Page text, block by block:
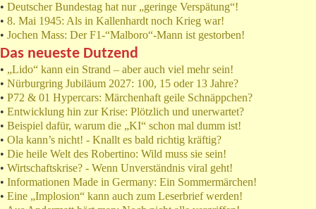
• Deutscher Bundestag hat nur „geringe Verspätung“!
• 8. Mai 1945: Als in Kallenhardt noch Krieg war!
• Jochen Mass: Der F1-“Malboro“-Mann ist gestorben!
Das neueste Dutzend
• „Lido“ kann ein Strand – aber auch viel mehr sein!
• Nürburgring Jubiläum 2027: 100, 15 oder 13 Jahre?
• P72 & 01 Hypercars: Märchenhaft geile Schnäppchen?
• Entwicklung hin zur Krise: Plötzlich und unerwartet?
• Beispiel dafür, warum die „KI“ schon mal dumm ist!
• Ola kann’s nicht! - Knallt es bald richtig kräftig?
• Die heile Welt des Robertino: Wild muss sie sein!
• Wirtschaftskrise? - Wenn Unverständnis viral geht!
• Informationen Made in Germany: Ein Sommermärchen!
• Eine „Implosion“ kann auch zum Leserbrief werden!